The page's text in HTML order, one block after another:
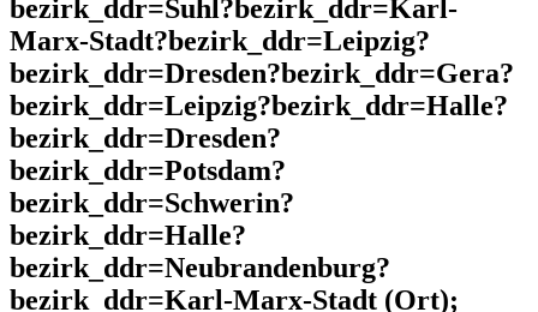
bezirk_ddr=Suhl?bezirk_ddr=Karl-
Marx-Stadt?bezirk_ddr=Leipzig?
bezirk_ddr=Dresden?bezirk_ddr=Gera?
bezirk_ddr=Leipzig?bezirk_ddr=Halle?
bezirk_ddr=Dresden?
bezirk_ddr=Potsdam?
bezirk_ddr=Schwerin?
bezirk_ddr=Halle?
bezirk_ddr=Neubrandenburg?
bezirk_ddr=Karl-Marx-Stadt (Ort);